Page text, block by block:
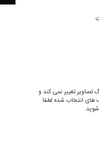
تغییر نمی کند و
انتخاب شده لطفا